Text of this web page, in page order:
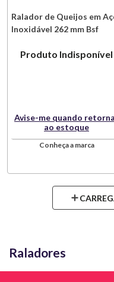
Ralador de Queijos em
Inoxidável 262 mm Bsf
Produto Indisponível
Avise-me quando
ao estoque
Conheça a marca
Raladores